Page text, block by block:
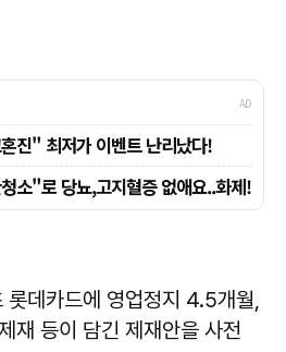
롯데카드에 영업정지 4.5개월,
재 등이 담긴 제재안을 사전